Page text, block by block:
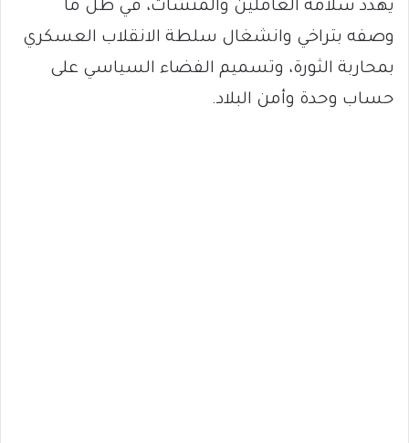
يهدد سلامة العاملين والمنشآت، في ظل ما
وصفه بتراخي وانشغال سلطة الانقلاب العسكري
بمحاربة الثورة، وتسميم الفضاء السياسي على
حساب وحدة وأمن البلاد.